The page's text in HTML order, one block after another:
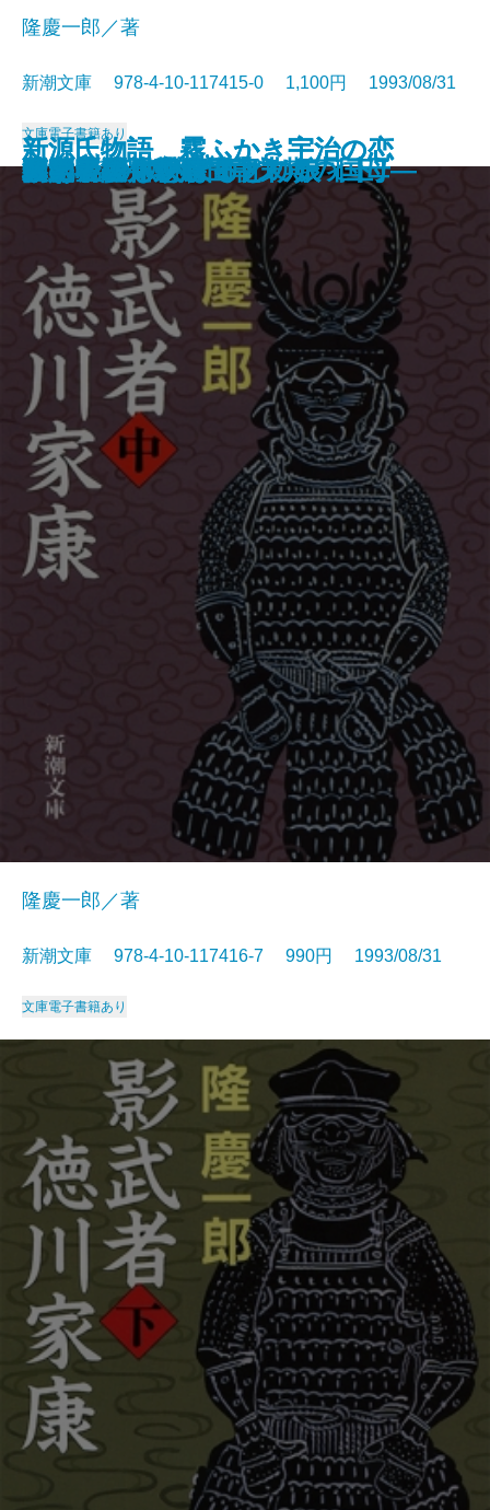
江戸切絵図散歩
これからの出来事
新源氏物語 霧ふかき宇治の恋
〔上〕
新源氏物語 霧ふかき宇治の恋
〔下〕
花影の花―大石内蔵助の妻―
レベル7(セブン)
トットの欠落帖
ムッシュ・クラタ
血の日本史
影武者徳川家康〔上〕
隆慶一郎／著
新潮文庫 978-4-10-117415-0 1,100円 1993/08/31
文庫電子書籍あり
影武者徳川家康〔中〕
隆慶一郎／著
新潮文庫 978-4-10-117416-7 990円 1993/08/31
文庫電子書籍あり
影武者徳川家康〔下〕
閔妃暗殺―朝鮮王朝末期の国母―
ミカドの淑女
サイレント・マイノリティ
後宮小説
草の竪琴
ふぉん・しいほるとの娘〔上〕
ふぉん・しいほるとの娘〔下〕
数学者の休憩時間